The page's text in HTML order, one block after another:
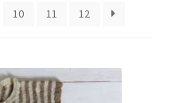
10 11 12